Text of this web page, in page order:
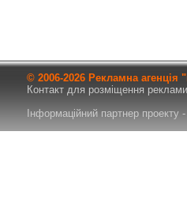
© 2006-2026 Рекламна
Контакт для розміщення
Інформаційний партнер проекту